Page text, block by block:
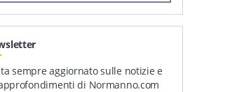
sempre aggiornato sulle notizie e
di Normanno.com